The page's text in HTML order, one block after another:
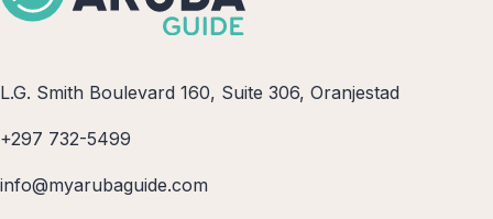
L.G. Smith Boulevard 160, Suite 306, Oranjestad
+297 732-5499
info@myarubaguide.com